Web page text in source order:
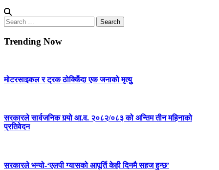
Search
for:
Trending Now
मोटरसाइकल र ट्रक ठोक्किँदा एक जनाको मृत्युु
सरकारले सार्वजनिक गर्‍यो आ.व. २०८२/०८३ को अन्तिम तीन महिनाको
प्रतिवेदन
सरकारले भन्यो-‘एलपी ग्यासको आपूर्ति केही दिनमै सहज हुन्छ’